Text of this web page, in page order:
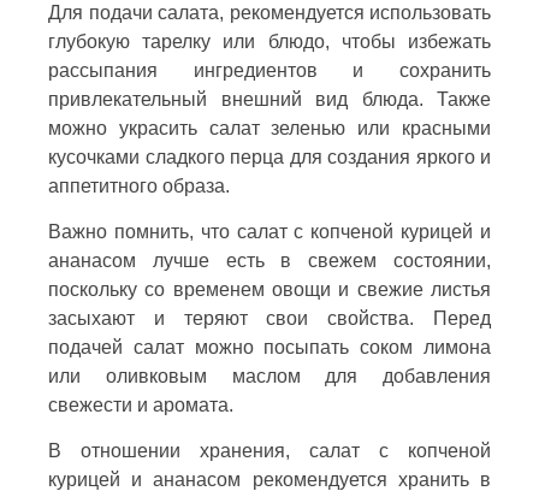
Для подачи салата, рекомендуется использовать
глубокую тарелку или блюдо, чтобы избежать
рассыпания ингредиентов и сохранить
привлекательный внешний вид блюда. Также
можно украсить салат зеленью или красными
кусочками сладкого перца для создания яркого и
аппетитного образа.
Важно помнить, что салат с копченой курицей и
ананасом лучше есть в свежем состоянии,
поскольку со временем овощи и свежие листья
засыхают и теряют свои свойства. Перед
подачей салат можно посыпать соком лимона
или оливковым маслом для добавления
свежести и аромата.
В отношении хранения, салат с копченой
курицей и ананасом рекомендуется хранить в